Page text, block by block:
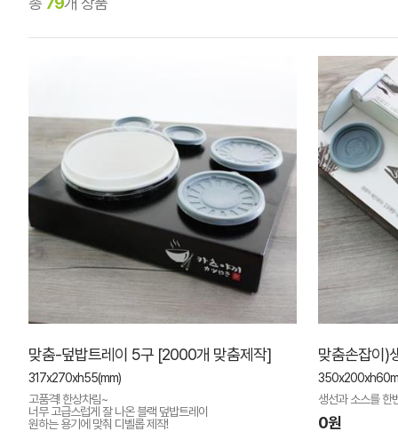
맞춤-덮밥트레이 5구 [2000개 맞춤제작]
317x270xh55(mm)
고품격! 한상차림~
너무 고급스럽게 잘 나온 블랙 덮밥트레이
원하는 용기에 맞춰 디벨롭 제작!
맞춤손잡이)
생선과 소스를 한
0원